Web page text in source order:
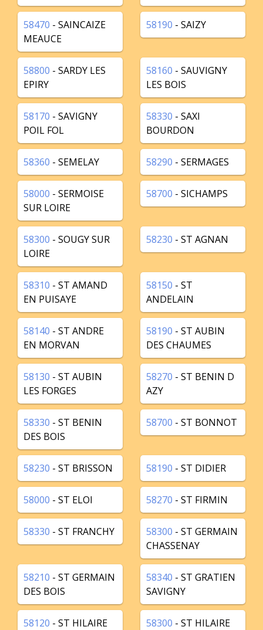
58470 - SAINCAIZE
MEAUCE
58190 - SAIZY
58800 - SARDY LES
EPIRY
58160 - SAUVIGNY
LES BOIS
58170 - SAVIGNY
POIL FOL
58330 - SAXI
BOURDON
58360 - SEMELAY 58290 - SERMAGES
58000 - SERMOISE
SUR LOIRE
58700 - SICHAMPS
58300 - SOUGY SUR
LOIRE
58230 - ST AGNAN
58310 - ST AMAND
EN PUISAYE
58150 - ST
ANDELAIN
58140 - ST ANDRE
EN MORVAN
58190 - ST AUBIN
DES CHAUMES
58130 - ST AUBIN
LES FORGES
58270 - ST BENIN D
AZY
58330 - ST BENIN
DES BOIS
58700 - ST BONNOT
58230 - ST BRISSON 58190 - ST DIDIER
58000 - ST ELOI 58270 - ST FIRMIN
58330 - ST FRANCHY 58300 - ST GERMAIN
CHASSENAY
58210 - ST GERMAIN
DES BOIS
58340 - ST GRATIEN
SAVIGNY
58120 - ST HILAIRE
58300 - ST HILAIRE